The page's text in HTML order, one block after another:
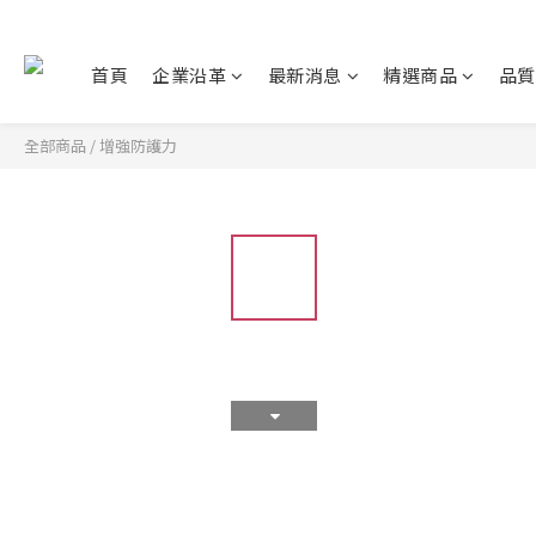
首頁 企業沿革 最新消息 精選商品 品
全部商品 /增強防護力